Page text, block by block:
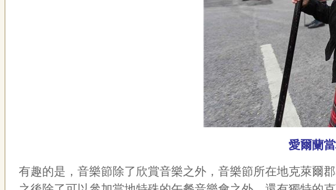
愛爾蘭
有趣的是，音樂節除了欣賞音樂之外，音樂節所在地克萊爾